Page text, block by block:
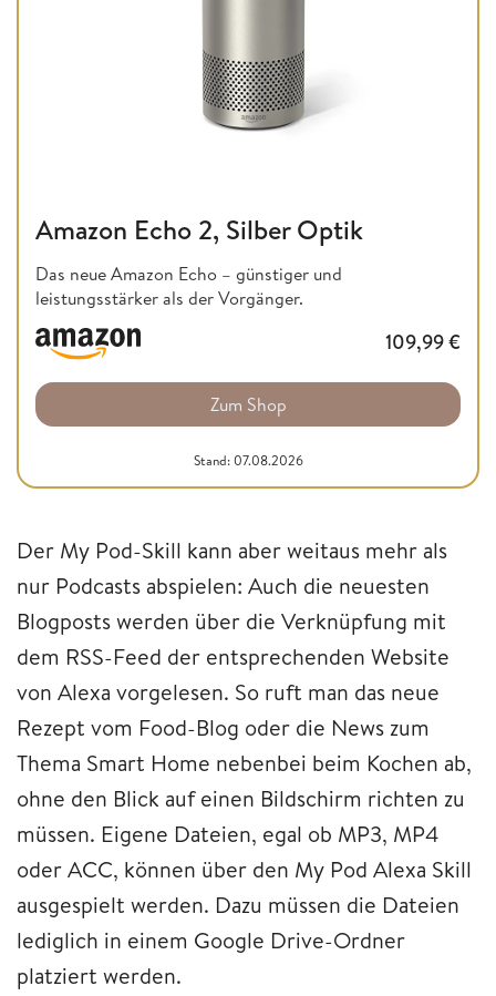
Amazon Echo 2, Silber Optik
Das neue Amazon Echo – günstiger und
leistungsstärker als der Vorgänger.
109,99€
Zum Shop
Stand: 07.08.2026
Der My Pod-Skill kann aber weitaus mehr als
nur Podcasts abspielen: Auch die neuesten
Blogposts werden über die Verknüpfung mit
dem RSS-Feed der entsprechenden Website
von Alexa vorgelesen. So ruft man das neue
Rezept vom Food-Blog oder die News zum
Thema Smart Home nebenbei beim Kochen ab,
ohne den Blick auf einen Bildschirm richten zu
müssen. Eigene Dateien, egal ob MP3, MP4
oder ACC, können über den My Pod Alexa Skill
ausgespielt werden. Dazu müssen die Dateien
lediglich in einem Google Drive-Ordner
platziert werden.